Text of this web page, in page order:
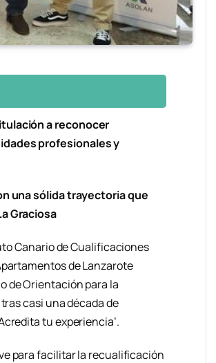
a reconocer
profesionales y
una sólida trayectoria que
Graciosa
Canario de Cualificaciones
de Lanzarote
de Orientación para la
casi una década de
tu experiencia’.
para facilitar la recualificación